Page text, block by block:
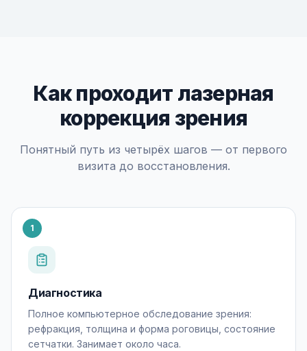
Как проходит лазерная
коррекция зрения
Понятный путь из четырёх шагов — от первого
визита до восстановления.
1
Диагностика
Полное компьютерное обследование зрения:
рефракция, толщина и форма роговицы, состояние
сетчатки. Занимает около часа.